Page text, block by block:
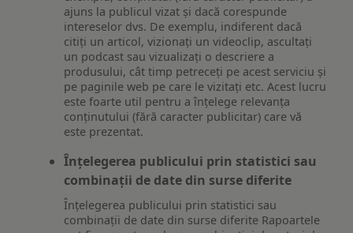
ajuns la publicul vizat și dacă corespunde
intereselor dvs. De exemplu, indiferent dacă
citiți un articol, vizionați un videoclip, ascultați
un podcast sau vizualizați o descriere a
produsului, cât timp petreceți pe acest serviciu și
pe paginile web pe care le vizitați etc. Acest lucru
este foarte util pentru a înțelege relevanța
conținutului (fără caracter publicitar) care vă
este prezentat.
Înțelegerea publicului prin statistici sau
combinații de date din surse diferite
Înțelegerea publicului prin statistici sau
combinații de date din surse diferite Rapoartele